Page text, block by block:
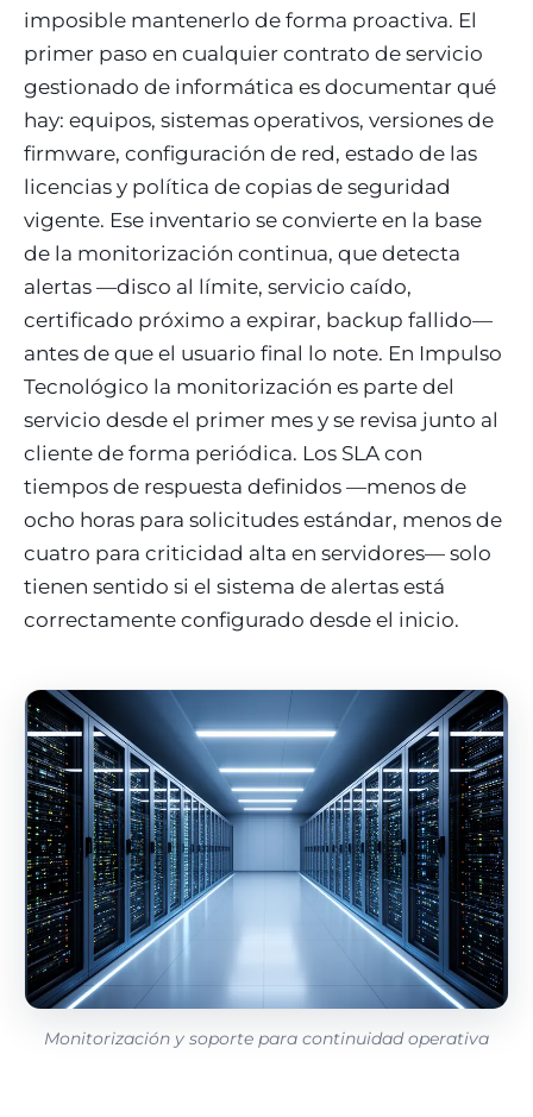
imposible mantenerlo de forma proactiva. El
primer paso en cualquier contrato de servicio
gestionado de informática es documentar qué
hay: equipos, sistemas operativos, versiones de
firmware, configuración de red, estado de las
licencias y política de copias de seguridad
vigente. Ese inventario se convierte en la base
de la monitorización continua, que detecta
alertas —disco al límite, servicio caído,
certificado próximo a expirar, backup fallido—
antes de que el usuario final lo note. En Impulso
Tecnológico la monitorización es parte del
servicio desde el primer mes y se revisa junto al
cliente de forma periódica. Los SLA con
tiempos de respuesta definidos —menos de
ocho horas para solicitudes estándar, menos de
cuatro para criticidad alta en servidores— solo
tienen sentido si el sistema de alertas está
correctamente configurado desde el inicio.
Monitorización y soporte para continuidad operativa